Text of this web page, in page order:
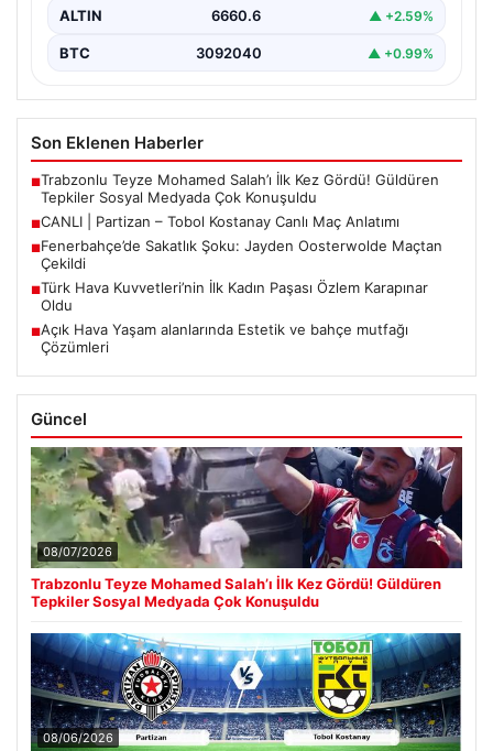
ALTIN 6660.6 ▲ +2.59%
BTC 3092040 ▲ +0.99%
Son Eklenen Haberler
■Trabzonlu Teyze Mohamed Salah’ı İlk Kez Gördü! Güldüren
Tepkiler Sosyal Medyada Çok Konuşuldu
■CANLI | Partizan – Tobol Kostanay Canlı Maç Anlatımı
■Fenerbahçe’de Sakatlık Şoku: Jayden Oosterwolde Maçtan
Çekildi
■Türk Hava Kuvvetleri’nin İlk Kadın Paşası Özlem Karapınar
Oldu
■Açık Hava Yaşam alanlarında Estetik ve bahçe mutfağı
Çözümleri
Güncel
08/07/2026
Trabzonlu Teyze Mohamed Salah’ı İlk Kez Gördü! Güldüren
Tepkiler Sosyal Medyada Çok Konuşuldu
08/06/2026